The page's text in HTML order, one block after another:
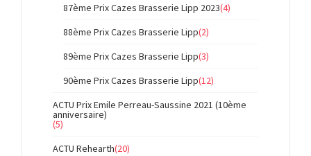
87ème Prix Cazes Brasserie Lipp 2023(4)
88ème Prix Cazes Brasserie Lipp(2)
89ème Prix Cazes Brasserie Lipp(3)
90ème Prix Cazes Brasserie Lipp(12)
ACTU Prix Emile Perreau-Saussine 2021 (10ème
anniversaire)
(5)
ACTU Rehearth(20)